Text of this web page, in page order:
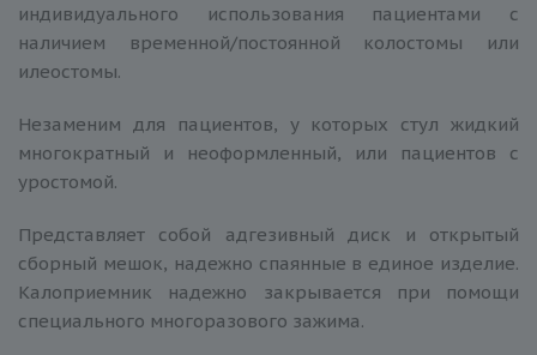
индивидуального использования пациентами с
наличием временной/постоянной колостомы или
илеостомы.
Незаменим для пациентов, у которых стул жидкий
многократный и неоформленный, или пациентов с
уростомой.
Представляет собой адгезивный диск и открытый
сборный мешок, надежно спаянные в единое изделие.
Калоприемник надежно закрывается при помощи
специального многоразового зажима.